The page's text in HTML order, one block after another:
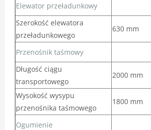
Elewator przeładunkowy
Szerokość elewatora
przeładunkowego
630 mm
Przenośnik taśmowy
Długość ciągu
transportowego
2000 mm
Wysokość wysypu
przenośnika taśmowego
1800 mm
Ogumienie